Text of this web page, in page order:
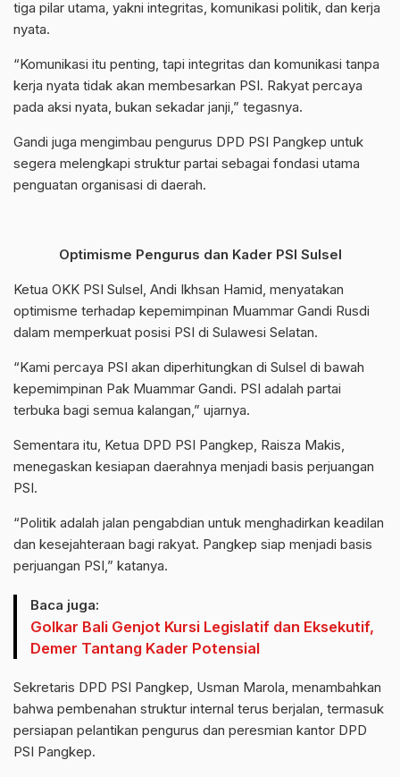
tiga pilar utama, yakni integritas, komunikasi politik, dan kerja
nyata.
“Komunikasi itu penting, tapi integritas dan komunikasi tanpa
kerja nyata tidak akan membesarkan PSI. Rakyat percaya
pada aksi nyata, bukan sekadar janji,” tegasnya.
Gandi juga mengimbau pengurus DPD PSI Pangkep untuk
segera melengkapi struktur partai sebagai fondasi utama
penguatan organisasi di daerah.
Optimisme Pengurus dan Kader PSI Sulsel
Ketua OKK PSI Sulsel, Andi Ikhsan Hamid, menyatakan
optimisme terhadap kepemimpinan Muammar Gandi Rusdi
dalam memperkuat posisi PSI di Sulawesi Selatan.
“Kami percaya PSI akan diperhitungkan di Sulsel di bawah
kepemimpinan Pak Muammar Gandi. PSI adalah partai
terbuka bagi semua kalangan,” ujarnya.
Sementara itu, Ketua DPD PSI Pangkep, Raisza Makis,
menegaskan kesiapan daerahnya menjadi basis perjuangan
PSI.
“Politik adalah jalan pengabdian untuk menghadirkan keadilan
dan kesejahteraan bagi rakyat. Pangkep siap menjadi basis
perjuangan PSI,” katanya.
Baca juga:
Golkar Bali Genjot Kursi Legislatif dan Eksekutif,
Demer Tantang Kader Potensial
Sekretaris DPD PSI Pangkep, Usman Marola, menambahkan
bahwa pembenahan struktur internal terus berjalan, termasuk
persiapan pelantikan pengurus dan peresmian kantor DPD
PSI Pangkep.